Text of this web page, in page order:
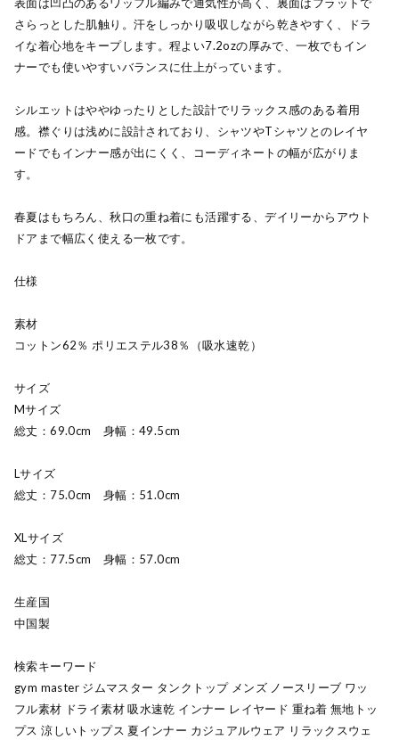
さらっとした肌触り。汗をしっかり吸収しながら乾きやすく、ドラ
イな着心地をキープします。程よい7.2ozの厚みで、一枚でもイン
ナーでも使いやすいバランスに仕上がっています。
シルエットはややゆったりとした設計でリラックス感のある着用
感。襟ぐりは浅めに設計されており、シャツやTシャツとのレイヤ
ードでもインナー感が出にくく、コーディネートの幅が広がりま
す。
春夏はもちろん、秋口の重ね着にも活躍する、デイリーからアウト
ドアまで幅広く使える一枚です。
仕様
素材
コットン62％ ポリエステル38％（吸水速乾）
サイズ
Mサイズ
総丈：69.0cm 身幅：49.5cm
Lサイズ
総丈：75.0cm 身幅：51.0cm
XLサイズ
総丈：77.5cm 身幅：57.0cm
生産国
中国製
検索キーワード
gym master ジムマスター タンクトップ メンズ ノースリーブ ワッ
フル素材 ドライ素材 吸水速乾 インナー レイヤード 重ね着 無地トッ
プス 涼しいトップス 夏インナー カジュアルウェア リラックスウェ